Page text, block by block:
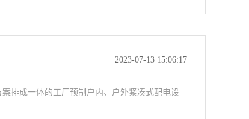
2023-07-13 15:06:17
排成一体的工厂预制户内、户外紧凑式配电设